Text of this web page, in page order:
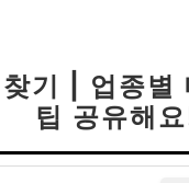
기 | 업종별
팁 공유해